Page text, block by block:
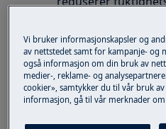
Pakk inn matvarer
høyt
Oppbevar frukt og
grønnsaksskuffen.
opp og bidrar til å
lengre tid.
Vi bruker informasjonskapsler og
av nettstedet samt for kampanje- og
også informasjon om din bruk av
medier-, reklame- og
cookier», samtykker du til vår bruk
informasjon, gå til vår merknader